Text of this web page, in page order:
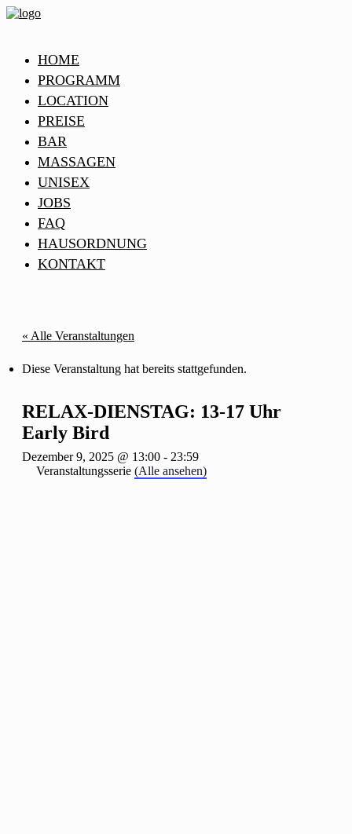
HOME
PROGRAMM
LOCATION
PREISE
BAR
MASSAGEN
UNISEX
JOBS
FAQ
HAUSORDNUNG
KONTAKT
« Alle Veranstaltungen
Diese Veranstaltung hat bereits stattgefunden.
RELAX-DIENSTAG: 13-17 Uhr
Early Bird
Dezember 9, 2025 @ 13:00 - 23:59
Veranstaltungsserie (Alle ansehen)